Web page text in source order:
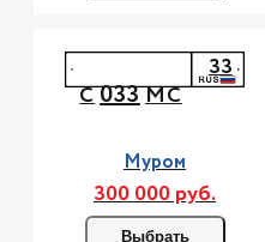
С033МС
33
Муром
300 000 руб.
Выбрать